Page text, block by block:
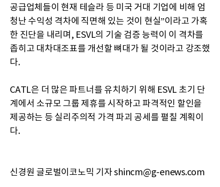
공급업체들이 현재 테슬라 등 미국 거대 기업에 비해 엄
청난 수익성 격차에 직면해 있는 것이 현실”이라고 가혹
한 진단을 내리며, ESVL의 기술 검증 능력이 이 격차를
좁히고 대차대조표를 개선할 뼈대가 될 것이라고 강조했
다.
CATL은 더 많은 파트너를 유치하기 위해 ESVL 초기 단
계에서 소규모 그룹 제휴를 시작하고 파격적인 할인을
제공하는 등 실리주의적 가격 파괴 공세를 펼칠 계획이
다.
신경원 글로벌이코노믹 기자 shincm@g-enews.com